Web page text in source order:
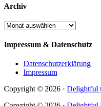
Archiv
Archiv
Impressum & Datenschutz
Datenschutzerklärung
Impressum
Copyright © 2026 · Delightful